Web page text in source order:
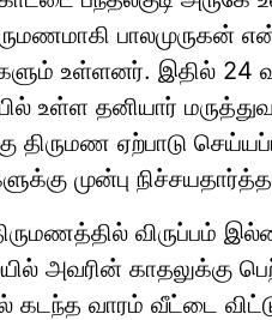
பாலமுருகன்
உள்ளனர். இதில் 24
உள்ள தனியார்
திருமண ஏற்பாடு
முன்பு
விருப்பம்
அவரின் காதலுக்கு
கடந்த வாரம் வீட்டை